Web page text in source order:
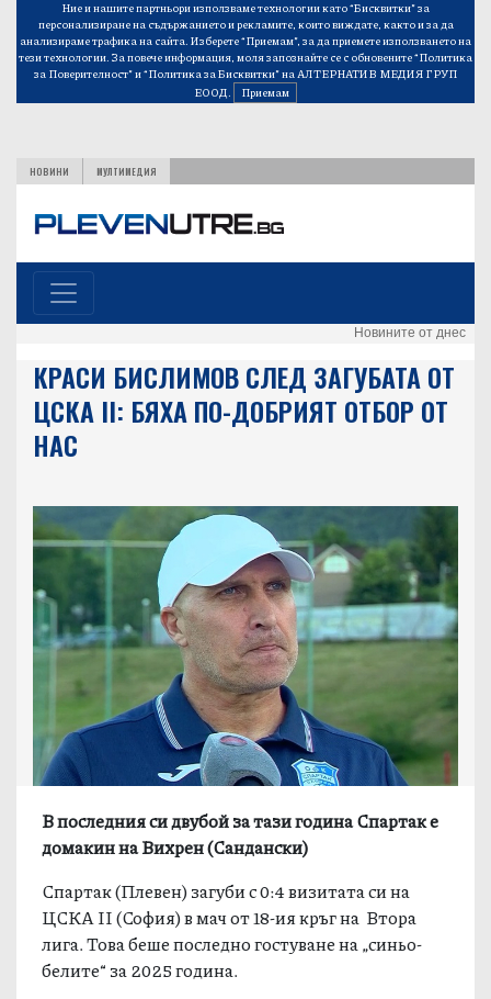
Ние и нашите партньори използваме технологии като “Бисквитки” за
персонализиране на съдържанието и рекламите, които виждате, както и за да
анализираме трафика на сайта. Изберете “Приемам”, за да приемете използването на
тези технологии. За повече информация, моля запознайте се с обновените“Политика
за Поверителност”и“Политика за Бисквитки”на АЛТЕРНАТИВ МЕДИЯ ГРУП
ЕООД.
Приемам
НОВИНИ МУЛТИМЕДИЯ
Новините от днес
КРАСИ БИСЛИМОВ СЛЕД ЗАГУБАТА ОТ
ЦСКА II: БЯХА ПО-ДОБРИЯТ ОТБОР ОТ
НАС
В последния си двубой за тази година Спартак е
домакин на Вихрен (Сандански)
Спартак (Плевен) загуби с 0:4 визитата си на
ЦСКА II (София) в мач от 18-ия кръг на Втора
лига. Това беше последно гостуване на „синьо-
белите“ за 2025 година.